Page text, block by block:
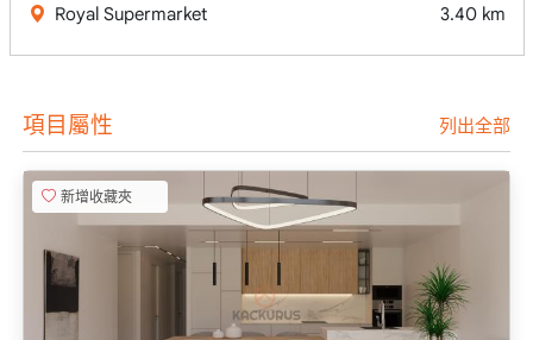
Royal Supermarket
3.40 km
項目屬性 列出全部
新增收藏夾